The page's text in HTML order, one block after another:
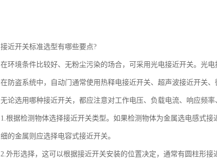
接近开关标准选型有哪些要点?
在环境条件比较好、无粉尘污染的场合，可采用光电接近开关。光电
在防盗系统中，自动门通常使用热释电接近开关、超声波接近开关
无论选用哪种接近开关，都应注意对工作电压、负载电流、响应频率
1.根据检测物体选择接近开关类型。如果检测物体为金属选电感式
细的金属则应选择电容式接近开关。
2.外形选择，这可以根据接近开关安装的位置决定，通常有圆柱形